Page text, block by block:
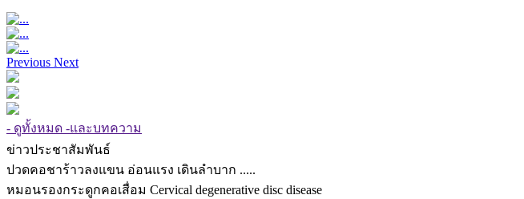
Previous Next
- ดูทั้งหมด -และบทความ
ข่าวประชาสัมพันธ์
ปวดคอชาร้าวลงแขน อ่อนแรง เดินลำบาก .....
หมอนรองกระดูกคอเสื่อม Cervical degenerative disc disease